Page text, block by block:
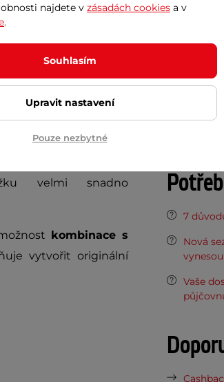
z 12 jednotlivých
a bezpečnou
z měkké a odolnéPE
vibrace. Podložka je
hernách.
celistvé spojení.
velmi snadno
kombinace s
vytvořit originální
Tloušťka
7
Nová
Vaše
najdete v zásadách cookies a v
.
Souhlasím
Upravit nastavení
Pouze nezbytné